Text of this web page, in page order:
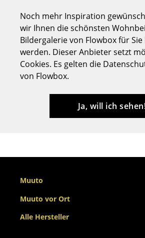
Couchtische
Schreibtische
Sekretäre & PC-Tische
Konferenztische
Stehtische & Stehpulte
... alle Tische
Aufbewahren
Noch mehr Inspiration
wir Ihnen die schönsten
Bildergalerie von Flowbox für
werden. Dieser Anbieter setzt
Cookies. Es gelten die
von Flowbox.
Ja, will ich
Muuto
Muuto vor Ort
Alle Hersteller